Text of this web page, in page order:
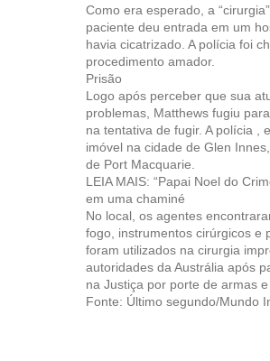
Como era esperado, a
paciente deu entrada em um
havia cicatrizado. A polícia foi
procedimento amador.
Prisão
Logo após perceber que sua
problemas, Matthews fugiu
na tentativa de fugir. A polícia ,
imóvel na cidade de Glen
de Port Macquarie.
LEIA MAIS: “Papai Noel do
em uma chaminé
No local, os agentes
fogo, instrumentos cirúrgicos e
foram utilizados na cirurgia
autoridades da Austrália após
na Justiça por porte de armas
Fonte: Último segundo/Mundo